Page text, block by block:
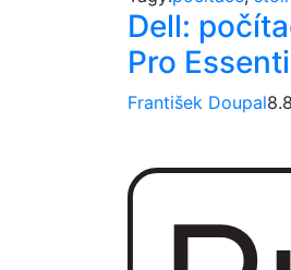
Dell:
Pro
František Doupal